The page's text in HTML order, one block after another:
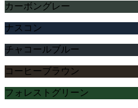
カーボングレー
ナスコン
チャコールブルー
コーヒーブラウン
フォレストグリーン